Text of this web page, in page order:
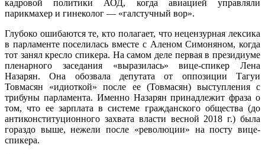
кадровой политики АОД, когда авиацией управляли
парикмахер и гинеколог — «галстучный вор».
Глубоко ошибаются те, кто полагает, что нецензурная лексика
в парламенте поселилась вместе с Аленом Симоняном, когда
тот занял кресло спикера. На самом деле первая в президиуме
пленарного заседания «выразилась» вице-спикер Лена
Назарян. Она обозвала депутата от оппозиции Тагуи
Товмасян «идиоткой» после ее (Товмасян) выступления с
трибуны парламента. Именно Назарян принадлежит фраза о
том, что ее зарплата в системе гражданского общества (до
антиконституционного захвата власти весной 2018 г.) была
гораздо выше, нежели после «революции» на посту вице-
спикера.